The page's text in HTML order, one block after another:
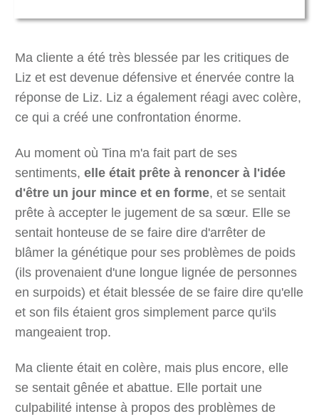
Ma cliente a été très blessée par les critiques de
Liz et est devenue défensive et énervée contre la
réponse de Liz. Liz a également réagi avec colère,
ce qui a créé une confrontation énorme.
Au moment où Tina m'a fait part de ses
sentiments, elle était prête à renoncer à l'idée
d'être un jour mince et en forme, et se sentait
prête à accepter le jugement de sa sœur. Elle se
sentait honteuse de se faire dire d'arrêter de
blâmer la génétique pour ses problèmes de poids
(ils provenaient d'une longue lignée de personnes
en surpoids) et était blessée de se faire dire qu'elle
et son fils étaient gros simplement parce qu'ils
mangeaient trop.
Ma cliente était en colère, mais plus encore, elle
se sentait gênée et abattue. Elle portait une
culpabilité intense à propos des problèmes de